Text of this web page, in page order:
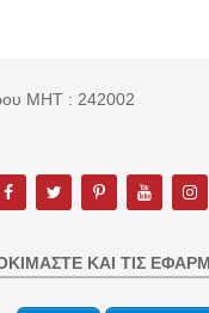
MHT : 242002
ΚΑΙ ΤΙΣ